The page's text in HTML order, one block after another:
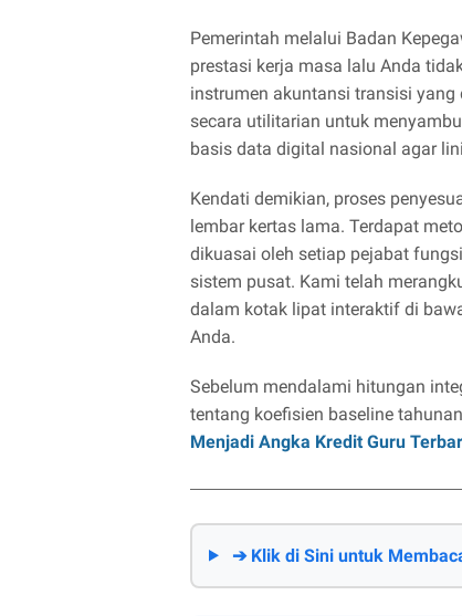
Pemerintah melalui Badan
prestasi kerja masa lalu Anda
instrumen akuntansi transisi yang
secara utilitarian untuk
basis data digital nasional agar
Kendati demikian, proses
lembar kertas lama. Terdapat
dikuasai oleh setiap pejabat
sistem pusat. Kami telah
dalam kotak lipat interaktif di
Anda.
Sebelum mendalami hitungan
tentang koefisien baseline
Menjadi Angka Kredit Guru
➔ Klik di Sini untuk